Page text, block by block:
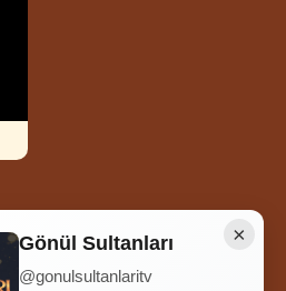
×
Gönül Sultanları
@gonulsultanlaritv